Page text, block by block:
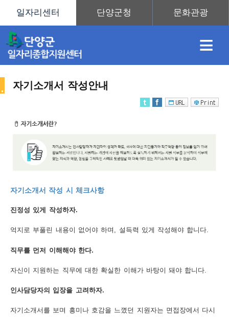
≡
자기소개서 작성안내
자기소개서 작성 시 체크사항
진정성 있게 작성하자.
억지로 부풀린 내용이 없어야 하며, 설득력 있게 작성해야 합니다.
직무를 먼저 이해해야 한다.
자신이 지원하는 직무에 대한 확실한 이해가 바탕이 돼야 합니다.
인사담당자의 입장을 고려하자.
자기소개서를 보며 흥미나 호감을 느꼈던 지원자는 면접장에서 다시
업
도